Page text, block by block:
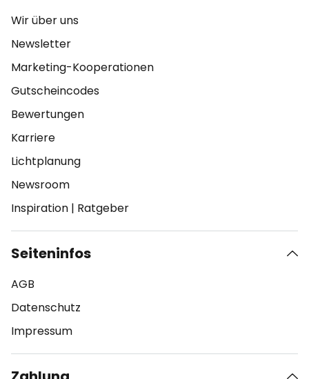
Wir über uns
Newsletter
Marketing-Kooperationen
Gutscheincodes
Bewertungen
Karriere
Lichtplanung
Newsroom
Inspiration | Ratgeber
Seiteninfos
AGB
Datenschutz
Impressum